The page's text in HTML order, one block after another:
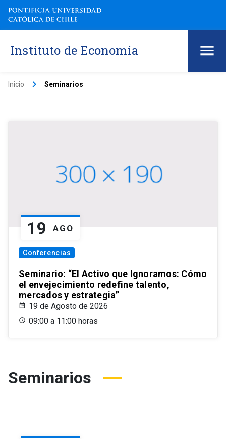
Instituto de Economía
Inicio keyboard_arrow_right Seminarios
19 AGO
Conferencias
Seminario: “El Activo que Ignoramos: Cómo
el envejecimiento redefine talento,
mercados y estrategia”
19 de Agosto de 2026
09:00 a 11:00 horas
Seminarios